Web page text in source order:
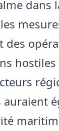
dans
des
auraient